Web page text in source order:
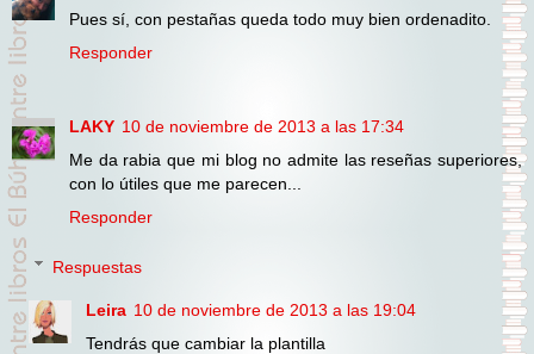
Pues sí, con pestañas queda todo muy bien ordenadito.
Responder
LAKY 10 de noviembre de 2013 a las 17:34
Me da rabia que mi blog no admite las reseñas superiores,
con lo útiles que me parecen...
Responder
Respuestas
Leira 10 de noviembre de 2013 a las 19:04
Tendrás que cambiar la plantilla